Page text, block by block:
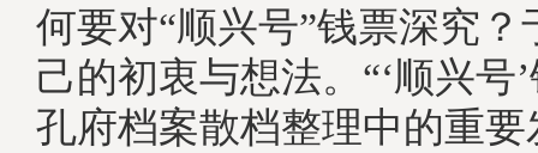
何要对“顺兴号”钱票深究
己的初衷与想法。“‘顺兴号
孔府档案散档整理中的重要